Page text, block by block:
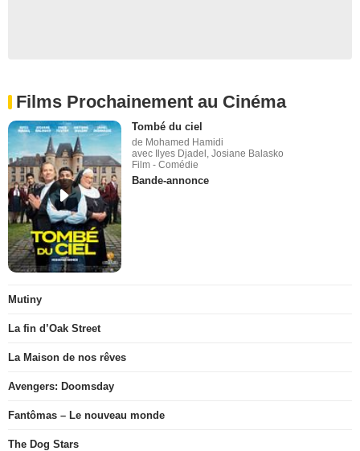
Films Prochainement au Cinéma
Tombé du ciel
de Mohamed Hamidi
avec Ilyes Djadel, Josiane Balasko
Film - Comédie
Bande-annonce
Mutiny
La fin d’Oak Street
La Maison de nos rêves
Avengers: Doomsday
Fantômas – Le nouveau monde
The Dog Stars